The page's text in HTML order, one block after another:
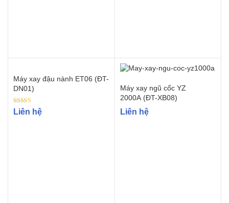
Máy xay đậu nành ET06 (ĐT-
DN01)
Rated
5.00
Liên hệ
Máy xay ngũ cốc YZ
2000A (ĐT-XB08)
Liên hệ